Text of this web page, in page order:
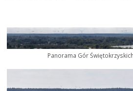
Panorama Gór